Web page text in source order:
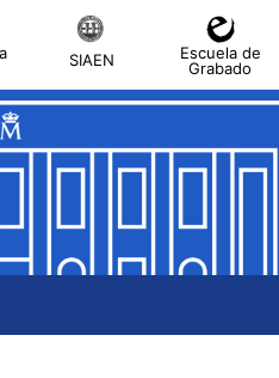
SIAEN
Escuela de
Grabado